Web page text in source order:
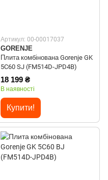
Артикул: 00-00017037
GORENJE
Плита комбінована Gorenje GK
5C60 SJ (FM514D-JPD4B)
18 199 ₴
В наявності
Купити!